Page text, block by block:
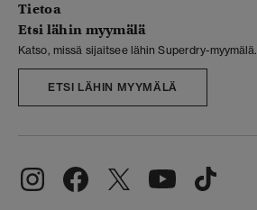
Tietoa
Etsi lähin myymälä
Katso, missä sijaitsee lähin Superdry-myymälä.
ETSI LÄHIN MYYMÄLÄ